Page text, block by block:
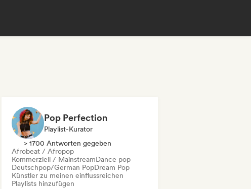
Pop Perfection
Playlist-Kurator
> 1700 Antworten gegeben
Afrobeat / Afropop
Kommerziell / MainstreamDance pop
Deutschpop/German PopDream Pop
Künstler zu meinen einflussreichen
Playlists hinzufügen